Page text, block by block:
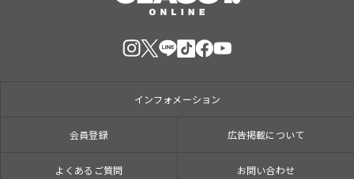
インフォメーション
会員登録 広告掲載について
よくあるご質問 お問い合わせ